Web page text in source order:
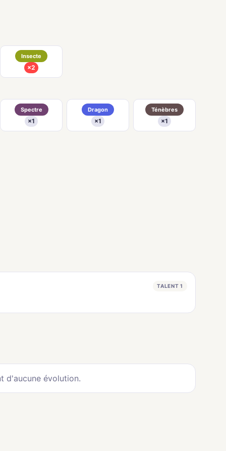
Insecte
×2
Spectre
×1
Dragon
×1
Ténèbres
×1
TALENT 1
d'aucune évolution.